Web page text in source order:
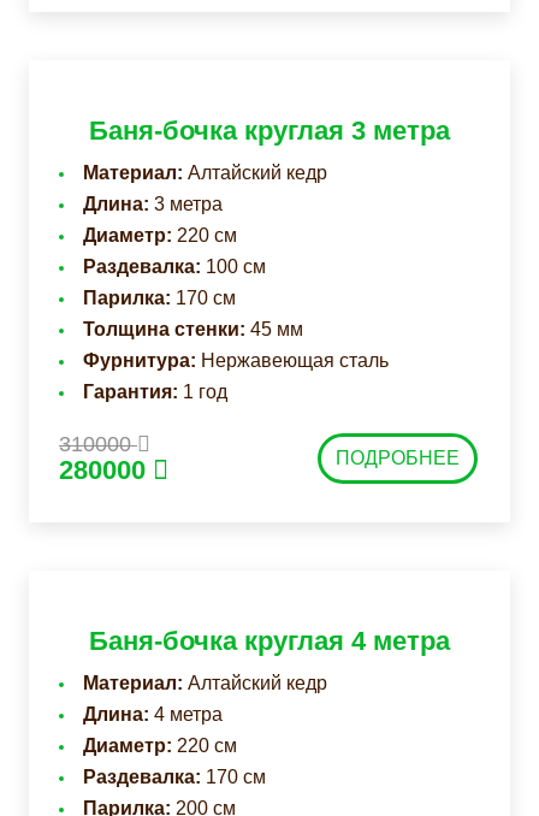
Баня-бочка круглая 3 метра
Материал: Алтайский кедр
Длина: 3 метра
Диаметр: 220 см
Раздевалка: 100 см
Парилка: 170 см
Толщина стенки: 45 мм
Фурнитура: Нержавеющая сталь
Гарантия: 1 год
310000
280000 ПОДРОБНЕЕ
Баня-бочка круглая 4 метра
Материал: Алтайский кедр
Длина: 4 метра
Диаметр: 220 см
Раздевалка: 170 см
Парилка: 200 см